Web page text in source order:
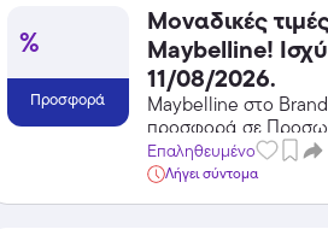
%
Προσφορά
Μοναδικές
Maybelline!
11/08/2026.
Maybelline στο
προσφορά σε
BrandsGalaxy και
Επαληθευμένο
Λήγει σύντομα